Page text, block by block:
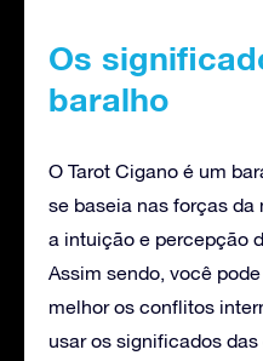
Os
baralho
O Tarot Cigano é um
se baseia nas forças da
a intuição e percepção
Assim sendo, você
melhor os conflitos
usar os significados